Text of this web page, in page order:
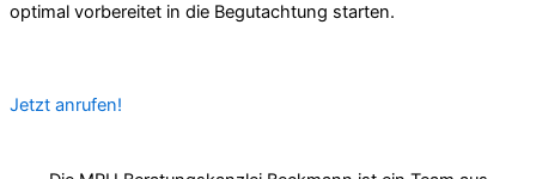
optimal vorbereitet in die Begutachtung starten.
Jetzt anrufen!